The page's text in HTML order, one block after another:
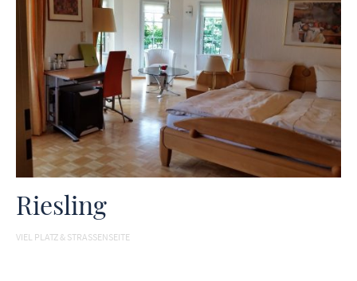
Riesling
VIEL PLATZ & STRASSENSEITE